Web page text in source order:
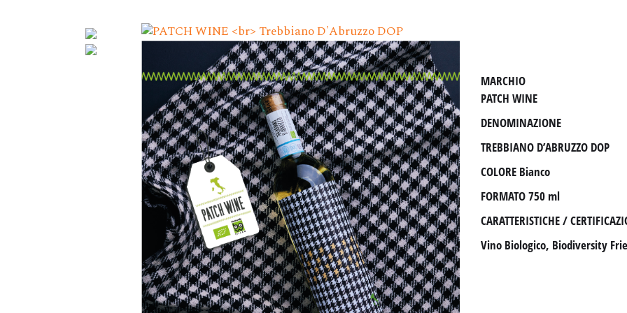
Impresa Amica Delle Donne
Le Etichette Vola Volé –
Le Etichette Facilmente
Blockchain
MARCHIO
PATCH WINE
DENOMINAZIONE
TREBBIANO D’ABRUZZO DOP
COLORE Bianco
FORMATO750 ml
CARATTERISTICHE /
Vino Biologico, Biodiversity